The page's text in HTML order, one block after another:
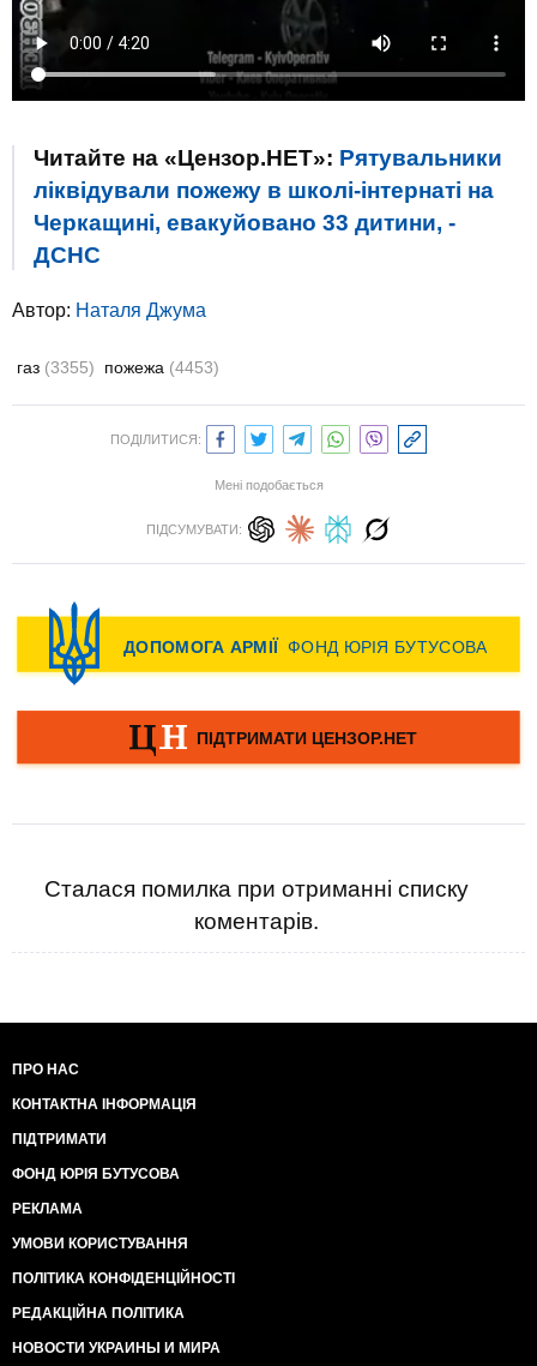
Читайте на «Цензор.НЕТ»: Рятувальники
ліквідували пожежу в школі-інтернаті на
Черкащині, евакуйовано 33 дитини, -
ДСНС
Автор: Наталя Джума
газ (3355) пожежа (4453)
ПОДІЛИТИСЯ:
Мені подобається
ПІДСУМУВАТИ:
Сталася помилка при отриманні списку
коментарів.
ПРО НАС
КОНТАКТНА ІНФОРМАЦІЯ
ПІДТРИМАТИ
ФОНД ЮРІЯ БУТУСОВА
РЕКЛАМА
УМОВИ КОРИСТУВАННЯ
ПОЛІТИКА КОНФІДЕНЦІЙНОСТІ
РЕДАКЦІЙНА ПОЛІТИКА
НОВОСТИ УКРАИНЫ И МИРА